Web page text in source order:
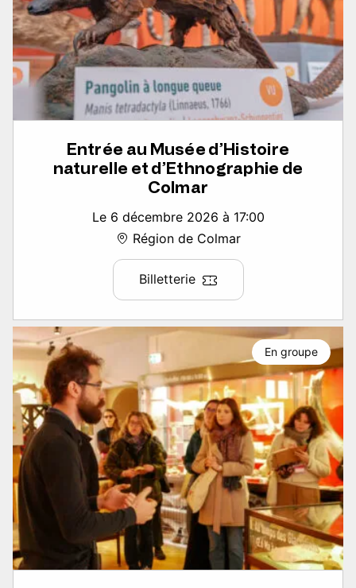
Entrée au Musée d’Histoire
naturelle et d’Ethnographie de
Colmar
Le 6 décembre 2026 à 17:00
Région de Colmar
Billetterie
En groupe